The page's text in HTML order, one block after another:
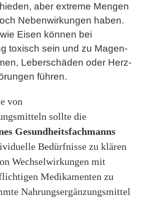
aber extreme Mengen
Nebenwirkungen haben.
Eisen können bei
toxisch sein und zu Magen-
Leberschäden oder Herz-
führen.
von
sollte die
Gesundheitsfachmanns
Bedürfnisse zu klären
Wechselwirkungen mit
Medikamenten zu
Nahrungsergänzungsmittel